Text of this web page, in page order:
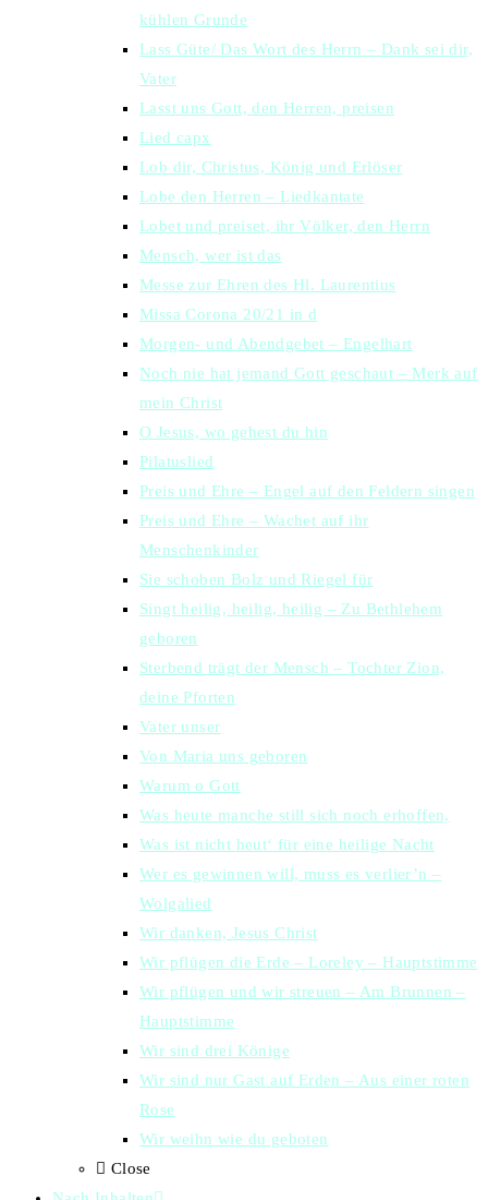
kühlen Grunde
Lass Güte/ Das Wort des Herrn – Dank sei dir,
Vater
Lasst uns Gott, den Herren, preisen
Lied capx
Lob dir, Christus, König und Erlöser
Lobe den Herren – Liedkantate
Lobet und preiset, ihr Völker, den Herrn
Mensch, wer ist das
Messe zur Ehren des Hl. Laurentius
Missa Corona 20/21 in d
Morgen- und Abendgebet – Engelhart
Noch nie hat jemand Gott geschaut – Merk auf
mein Christ
O Jesus, wo gehest du hin
Pilatuslied
Preis und Ehre – Engel auf den Feldern singen
Preis und Ehre – Wachet auf ihr
Menschenkinder
Sie schoben Bolz und Riegel für
Singt heilig, heilig, heilig – Zu Bethlehem
geboren
Sterbend trägt der Mensch – Tochter Zion,
deine Pforten
Vater unser
Von Maria uns geboren
Warum o Gott
Was heute manche still sich noch erhoffen,
Was ist nicht heut‘ für eine heilige Nacht
Wer es gewinnen will, muss es verlier’n –
Wolgalied
Wir danken, Jesus Christ
Wir pflügen die Erde – Loreley – Hauptstimme
Wir pflügen und wir streuen – Am Brunnen –
Hauptstimme
Wir sind drei Könige
Wir sind nur Gast auf Erden – Aus einer roten
Rose
Wir weihn wie du geboten
Close